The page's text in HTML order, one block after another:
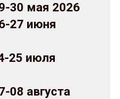
30 мая 2026
27 июня
25 июля
08 августа